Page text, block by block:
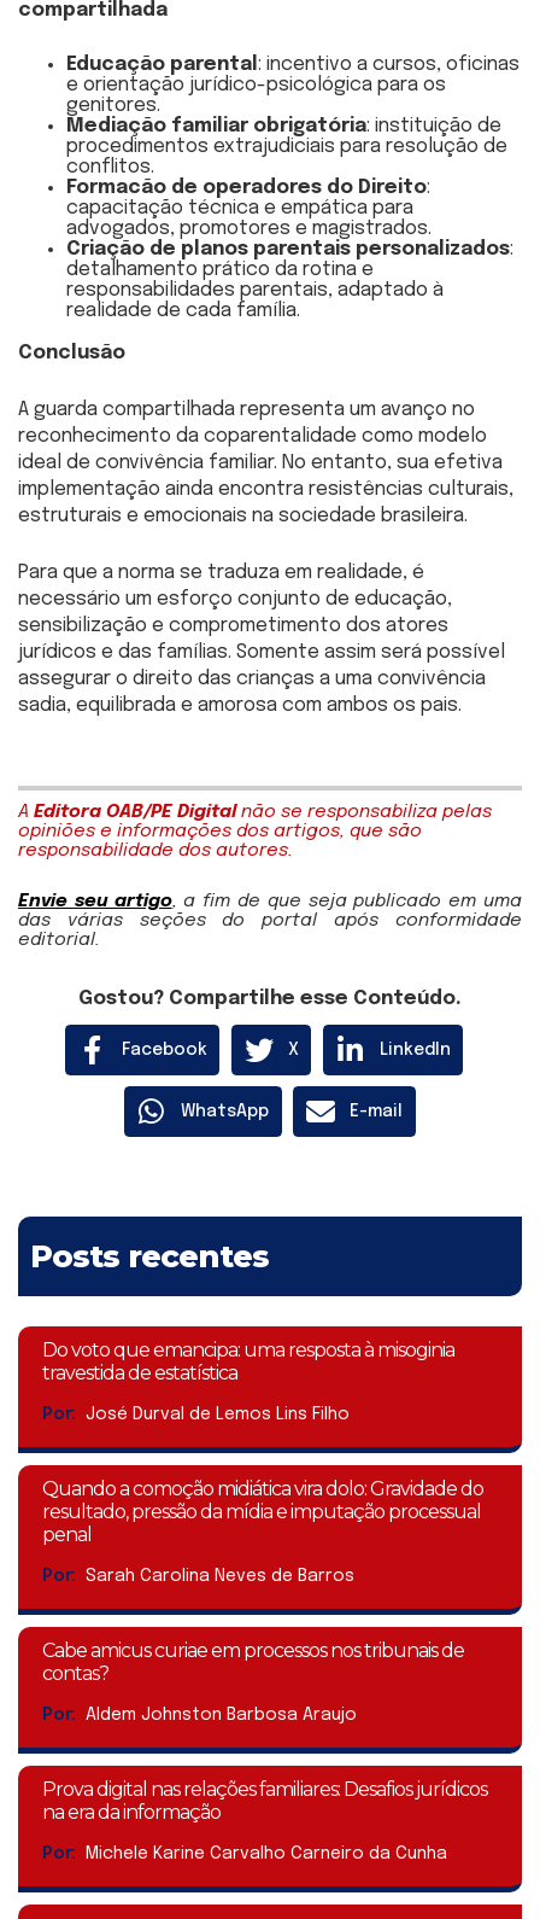
compartilhada
Educação parental : incentivo a cursos, oficinas
e orientação jurídico-psicológica para os
genitores.
Mediação familiar obrigatória: instituição de
procedimentos extrajudiciais para resolução de
conflitos.
Formacão de operadores do Direito:
capacitação técnica e empática para
advogados, promotores e magistrados.
Criação de planos parentais personalizados:
detalhamento prático da rotina e
responsabilidades parentais, adaptado à
realidade de cada família.
Conclusão
A guarda compartilhada representa um avanço no
reconhecimento da coparentalidade como modelo
ideal de convivência familiar. No entanto, sua efetiva
implementação ainda encontra resistências culturais,
estruturais e emocionais na sociedade brasileira.
Para que a norma se traduza em realidade, é
necessário um esforço conjunto de educação,
sensibilização e comprometimento dos atores
jurídicos e das famílias. Somente assim será possível
assegurar o direito das crianças a uma convivência
sadia, equilibrada e amorosa com ambos os pais.
A Editora OAB/PE Digitalnão se responsabiliza pelas
opiniões e informações dos artigos, que são
responsabilidade dos autores.
Envie seu artigo, a fim de que seja publicado em uma
das várias seções do portal após conformidade
editorial.
Gostou? Compartilhe esse Conteúdo.
Facebook X LinkedIn
WhatsApp E-mail
Posts recentes
Do voto que emancipa: uma resposta à misoginia
travestida de estatística
Por: José Durval de Lemos Lins Filho
Quando a comoção midiática vira dolo: Gravidade do
resultado, pressão da mídia e imputação processual
penal
Por: Sarah Carolina Neves de Barros
Cabe amicus curiae em processos nos tribunais de
contas?
Por: Aldem Johnston Barbosa Araujo
Prova digital nas relações familiares: Desafios jurídicos
na era da informação
Por: Michele Karine Carvalho Carneiro da Cunha